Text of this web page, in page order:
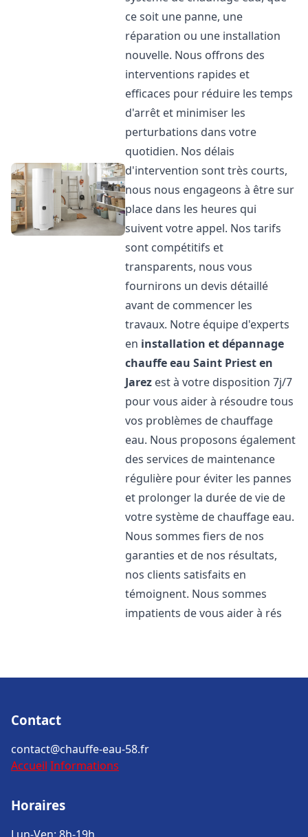
ce soit une panne, une
réparation ou une installation
nouvelle. Nous offrons des
interventions rapides et
efficaces pour réduire les temps
d'arrêt et minimiser les
perturbations dans votre
quotidien. Nos délais
d'intervention sont très courts,
nous nous engageons à être sur
place dans les heures qui
suivent votre appel. Nos tarifs
sont compétitifs et
transparents, nous vous
fournirons un devis détaillé
avant de commencer les
travaux. Notre équipe d'experts
en installation et dépannage
chauffe eau Saint Priest en
Jarez est à votre disposition 7j/7
pour vous aider à résoudre tous
vos problèmes de chauffage
eau. Nous proposons également
des services de maintenance
régulière pour éviter les pannes
et prolonger la durée de vie de
votre système de chauffage eau.
Nous sommes fiers de nos
garanties et de nos résultats,
nos clients satisfaits en
témoignent. Nous sommes
impatients de vous aider à rés
Contact
contact@chauffe-eau-58.fr
Accueil Informations
Horaires